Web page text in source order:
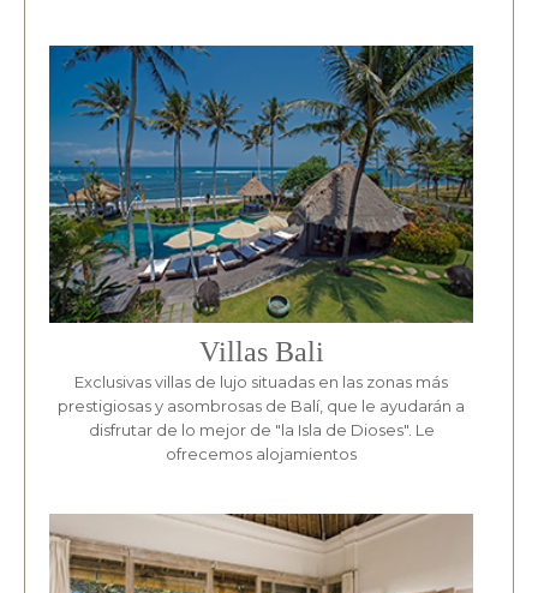
Villas Bali
Exclusivas villas de lujo situadas en las zonas más
prestigiosas y asombrosas de Balí, que le ayudarán a
disfrutar de lo mejor de "la Isla de Dioses". Le
ofrecemos alojamientos